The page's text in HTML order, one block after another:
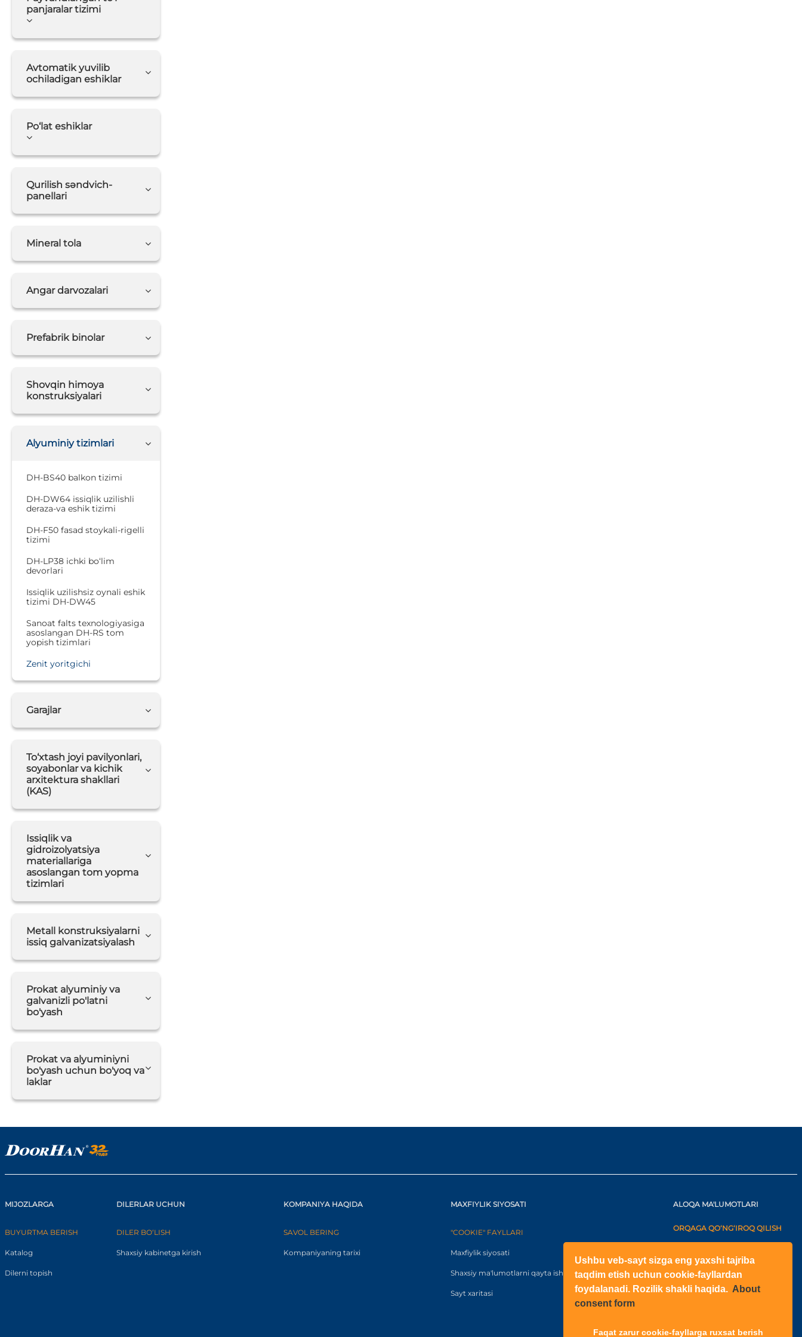
Ushbu veb-sayt sizga eng yaxshi tajriba
taqdim etish uchun cookie-fayllardan
foydalanadi. Rozilik shakli haqida. About
consent form
Faqat zarur cookie-fayllarga ruxsat berish
panjaralar tizimi
Avtomatik yuvilib
ochiladigan eshiklar
Po‘lat eshiklar
Qurilish səndvich-
panellari
Mineral tola
Angar darvozalari
Prefabrik binolar
Shovqin himoya
konstruksiyalari
Alyuminiy tizimlari
DH-BS40 balkon tizimi
DH-DW64 issiqlik uzilishli
deraza-va eshik tizimi
DH-F50 fasad stoykali-rigelli
tizimi
DH-LP38 ichki bo‘lim
devorlari
Issiqlik uzilishsiz oynali eshik
tizimi DH-DW45
Sanoat falts texnologiyasiga
asoslangan DH-RS tom
yopish tizimlari
Zenit yoritgichi
Garajlar
To‘xtash joyi pavilyonlari,
soyabonlar va kichik
arxitektura shakllari
(KAS)
Issiqlik va
gidroizolyatsiya
materiallariga
asoslangan tom yopma
tizimlari
Metall konstruksiyalarni
issiq galvanizatsiyalash
Prokat alyuminiy va
galvanizli po'latni
bo'yash
Prokat va alyuminiyni
bo'yash uchun bo'yoq va
laklar
MIJOZLARGA
BUYURTMA BERISH
Katalog
Dilerni topish
DILERLAR UCHUN
DILER BO‘LISH
Shaxsiy kabinetga kirish
KOMPANIYA HAQIDA
SAVOL BERING
Kompaniyaning tarixi
MAXFIYLIK SIYOSATI
"COOKIE" FAYLLARI
Maxfiylik siyosati
Shaxsiy ma'lumotlarni qayta ishlash bo‘yicha kelishuv
Sayt xaritasi
ALOQA MA'LUMOTLARI
ORQAGA QO‘NG‘IROQ QILISH
+998(71)2052422
O‘zbekiston
ko‘chasi, N6-1003 qurilish